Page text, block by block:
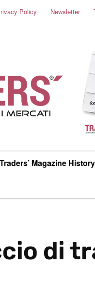
Policy Newsletter
Traders’ Magazine History
di